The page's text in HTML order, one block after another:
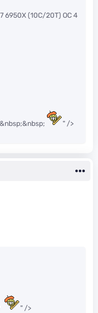
6950X (10C/20T) OC 4
" />
" />